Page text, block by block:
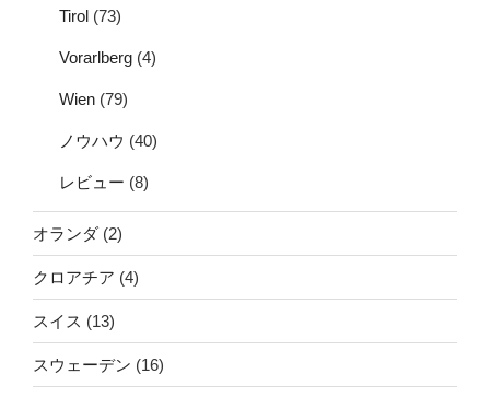
Tirol (73)
Vorarlberg (4)
Wien (79)
ノウハウ (40)
レビュー (8)
オランダ (2)
クロアチア (4)
スイス (13)
スウェーデン (16)